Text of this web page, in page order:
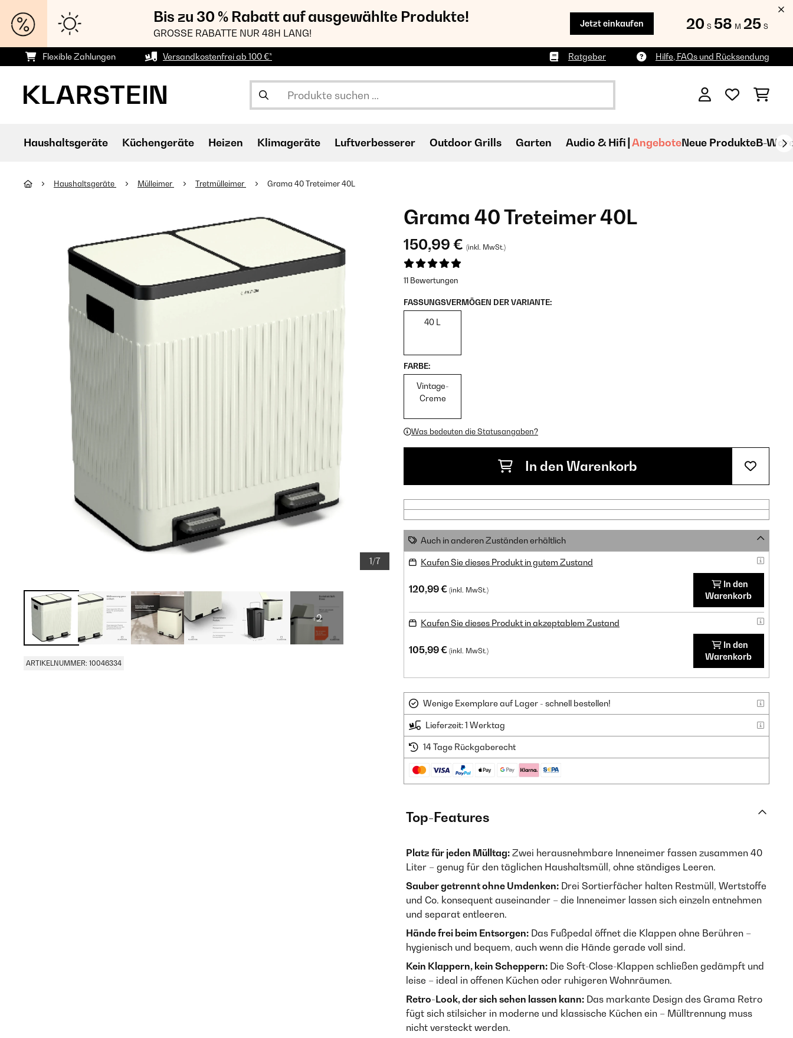
Bis zu 30 % Rabatt auf ausgewählte Produkte!
GROSSE RABATTE NUR 48H LANG!
Jetzt einkaufen 20 S 58 M 24 S
Flexible Zahlungen Versandkostenfrei ab 100 €* Ratgeber Hilfe, FAQs und Rücksendung
Haushaltsgeräte Küchengeräte Heizen Klimageräte Luftverbesserer Outdoor Grills Garten Audio & Hifi AngeboteNeue ProdukteB-
Haushaltsgeräte Mülleimer Tretmülleimer Grama 40 Treteimer 40L
1/7
+2
ARTIKELNUMMER: 10046334
Grama 40 Treteimer 40L
150,99 € (inkl. MwSt.)
11 Bewertungen
FASSUNGSVERMÖGEN DER VARIANTE:
40 L
FARBE:
Vintage-
Creme
Was bedeuten die Statusangaben?
In den Warenkorb
Auch in anderen Zuständen erhältlich
Kaufen Sie dieses Produkt in gutem Zustand
120,99 € (inkl. MwSt.)
In den
Warenkorb
Kaufen Sie dieses Produkt in akzeptablem Zustand
105,99 € (inkl. MwSt.)
In den
Warenkorb
Wenige Exemplare auf Lager - schnell bestellen!
Lieferzeit: 1 Werktag
14 Tage Rückgaberecht
Top-Features
Platz für jeden Mülltag: Zwei herausnehmbare Inneneimer fassen zusammen 40
Liter – genug für den täglichen Haushaltsmüll, ohne ständiges Leeren.
Sauber getrennt ohne Umdenken: Drei Sortierfächer halten Restmüll, Wertstoffe
und Co. konsequent auseinander – die Inneneimer lassen sich einzeln entnehmen
und separat entleeren.
Hände frei beim Entsorgen: Das Fußpedal öffnet die Klappen ohne Berühren –
hygienisch und bequem, auch wenn die Hände gerade voll sind.
Kein Klappern, kein Scheppern: Die Soft-Close-Klappen schließen gedämpft und
leise – ideal in offenen Küchen oder ruhigeren Wohnräumen.
Retro-Look, der sich sehen lassen kann: Das markante Design des Grama Retro
fügt sich stilsicher in moderne und klassische Küchen ein – Mülltrennung muss
nicht versteckt werden.